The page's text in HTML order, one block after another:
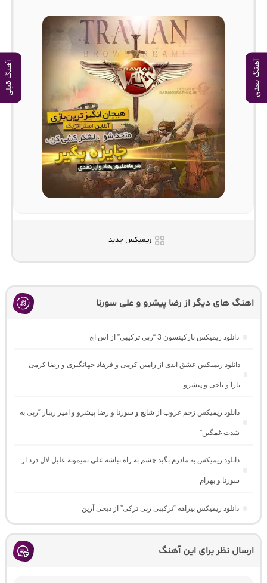
آهنگ بعدی آهنگ قبلی
ریمیکس جدید
اهنگ های دیگر از رضا پیشرو و علی سورنا
دانلود ریمیکس پارکینسون 3 “رپی ترکیبی” از اس اچ
دانلود ریمیکس عشق ابدی از رامین کرمی و فرهاد جهانگیری و رضا کرمی
تارا و ناجی و پیشرو
دانلود ریمیکس زخم غروب از شایع و سورنا و رضا پیشرو و امیر ریبار “رپی به
شدت غمگین”
دانلود ریمیکس به مادرم بگید چشم به راه نباشه علی نمیمونه علیل لال درد از
سورنا و بهرام
دانلود ریمیکس بیراهه “ترکیبی رپی ترکی” از دیجی آرین
ارسال نظر برای این آهنگ